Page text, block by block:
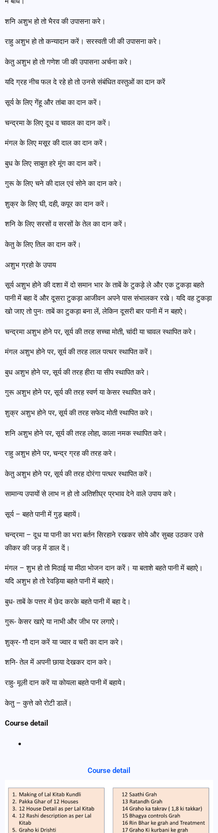
शनि अशुभ हो तो भैरव की उपासना करे।
राहु अशुभ हो तो कन्यादान करें। सरस्वती जी की उपासना करे।
केतु अशुभ हो तो गणेश जी की उपासना अर्चना करे।
यदि ग्रह नीच फल दे रहे हो तो उनसे संबंधित वस्तुओं का दान करें
सूर्य के लिए गेंहू और तांबा का दान करें।
चन्द्रमा के लिए दूध व चावल का दान करें।
मंगल के लिए मसूर की दाल का दान करें।
बुध के लिए साबुत हरे मूंग का दान करें।
गुरू के लिए चने की दाल एवं सोने का दान करे।
शुक्र के लिए घी, दही, कपूर का दान करें।
शनि के लिए सरसों व सरसों के तेल का दान करें।
केतु के लिए तिल का दान करें।
अशुभ ग्रहो के उपाय
सूर्य अशुभ होने की दशा में दो समान भार के ताबें के टुकड़े ले और एक टुकड़ा बहते
पानी में बहा दें और दूसरा टुकड़ा आजीवन अपने पास संभालकर रखे। यदि वह टुकड़ा
खो जाए तो पुनः ताबें का टुकड़ा बना लें, लेकिन दूसरी बार पानी में न बहाऐ।
चन्द्रमा अशुभ होने पर, सूर्य की तरह सच्चा मोती, चांदी या चावल स्थापित करे।
मंगल अशुभ होने पर, सूर्य की तरह लाल पत्थर स्थापित करें।
बुध अशुभ होने पर, सूर्य की तरह हीरा या सीप स्थापित करे।
गुरू अशुभ होने पर, सूर्य की तरह स्वर्ण या केसर स्थापित करे।
शुक्र अशुभ होने पर, सूर्य की तरह सफेद मोती स्थापित करे।
शनि अशुभ होने पर, सूर्य की तरह लोहा, काला नमक स्थापित करे।
राहु अशुभ होने पर, चन्द्र ग्रह की तरह करे।
केतु अशुभ होने पर, सूर्य की तरह दोरंगा पत्थर स्थापित करें।
सामान्य उपायों से लाभ न हो तो अतिशीघ्र प्रभाव देने वाले उपाय करे।
सूर्य – बहते पानी में गुड़ बहायें।
चन्द्रमा – दूध या पानी का भरा बर्तन सिरहाने रखकर सोये और सुबह उठकर उसे
कीकर की जड़ में डाल दें।
मंगल – शुभ हो तो मिठाई या मीठा भोजन दान करें। या बताशे बहते पानी में बहाऐ।
यदि अशुभ हो तो रेवड़िया बहते पानी में बहाऐ।
बुध- ताबें के पत्तर में छेद करके बहते पानी में बहा दे।
गुरू- केसर खाऐ या नाभी और जीभ पर लगाऐ।
शुक्र- गौ दान करें या ज्वार व चरी का दान करे।
शनि- तेल में अपनी छाया देखकर दान करे।
राहु- मूली दान करें या कोयला बहते पानी में बहाये।
केतु – कुत्ते को रोटी डालें।
Course detail
Course detail